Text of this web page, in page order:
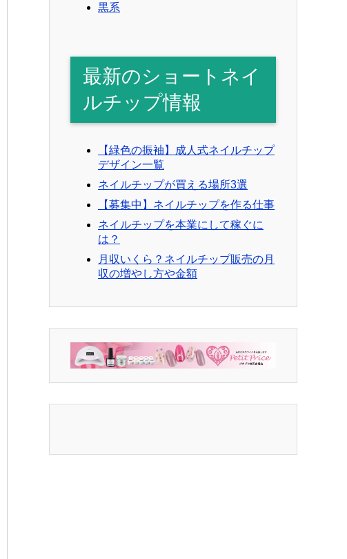
黒系
最新のショートネイ
ルチップ情報
【緑色の振袖】成人式ネイルチップ
デザイン一覧
ネイルチップが買える場所3選
【募集中】ネイルチップを作る仕事
ネイルチップを本業にして稼ぐに
は？
月収いくら？ネイルチップ販売の月
収の増やし方や金額